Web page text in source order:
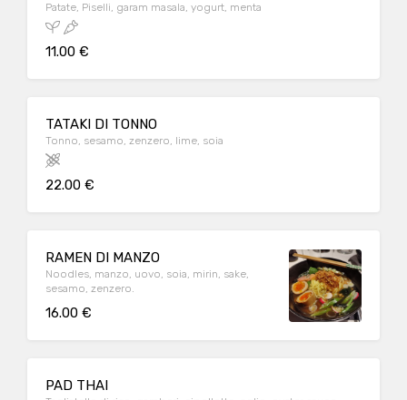
Patate, Piselli, garam masala, yogurt, menta
11.00 €
TATAKI DI TONNO
Tonno, sesamo, zenzero, lime, soia
22.00 €
RAMEN DI MANZO
Noodles, manzo, uovo, soia, mirin, sake,
sesamo, zenzero.
16.00 €
PAD THAI